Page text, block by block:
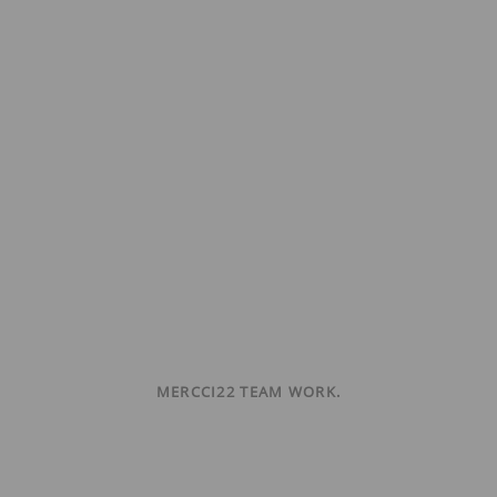
MERCCI22 TEAM WORK.